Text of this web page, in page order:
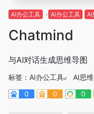
AI办公工具 AI办公工具 AI
Chatmind
与AI对话生成思维导图
标签： AI办公工具
AI思
0
0 0